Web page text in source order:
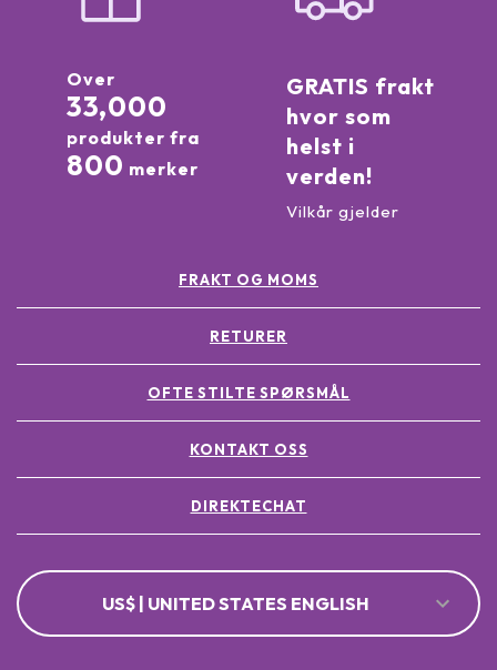
Over
33,000
produkter fra
800 merker
GRATIS frakt
hvor som
helst i
verden!
Vilkår gjelder
FRAKT OG MOMS
RETURER
OFTE STILTE SPØRSMÅL
KONTAKT OSS
DIREKTECHAT
US$ | UNITED STATES ENGLISH